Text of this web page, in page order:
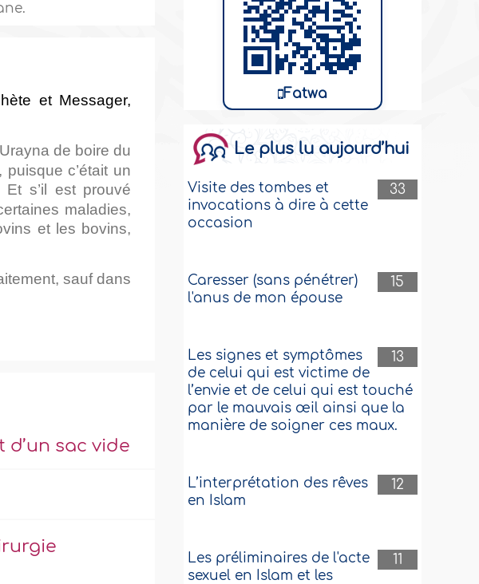
et Messager,
de boire du
puisque c’était un
s’il est prouvé
maladies,
et les bovins,
sauf dans
d’un sac vide
Fatwa
Le plus lu aujourd’hui
33
Visite des tombes et
invocations à dire à cette
occasion
15
Caresser (sans pénétrer)
l'anus de mon épouse
13
Les signes et symptômes
de celui qui est victime de
l’envie et de celui qui est touché
par le mauvais œil ainsi que la
manière de soigner ces maux.
12
L’interprétation des rêves
en Islam
11
Les préliminaires de l'acte
sexuel en Islam et les